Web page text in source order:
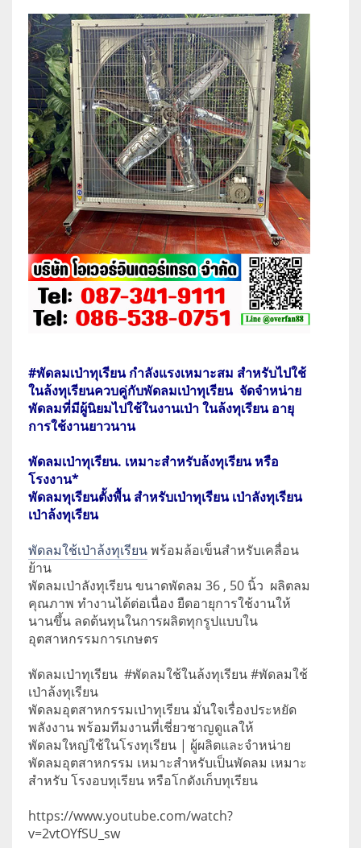
#พัดลมเป่าทุเรียน กำลังแรงเหมาะสม สำหรับไปใช้
ในล้งทุเรียนควบคู่กับพัดลมเป่าทุเรียน จัดจำหน่าย
พัดลมที่มีผู้นิยมไปใช้ในงานเป่า ในล้งทุเรียน อายุ
การใช้งานยาวนาน
พัดลมเป่าทุเรียน. เหมาะสำหรับล้งทุเรียน หรือ
โรงงาน*
พัดลมทุเรียนตั้งพื้น สำหรับเป่าทุเรียน เป่าลังทุเรียน
เป่าล้งทุเรียน
พัดลมใช้เป่าล้งทุเรียนพร้อมล้อเข็นสำหรับเคลื่อน
ย้าน
พัดลมเป่าลังทุเรียน ขนาดพัดลม 36 , 50 นิ้ว ผลิตลม
คุณภาพ ทำงานได้ต่อเนื่อง ยืดอายุการใช้งานให้
นานขึ้น ลดต้นทุนในการผลิตทุกรูปแบบใน
อุตสาหกรรมการเกษตร
พัดลมเป่าทุเรียน #พัดลมใช้ในล้งทุเรียน #พัดลมใช้
เป่าล้งทุเรียน
พัดลมอุตสาหกรรมเป่าทุเรียน มั่นใจเรื่องประหยัด
พลังงาน พร้อมทีมงานที่เชี่ยวชาญดูแลให้
พัดลมใหญ่ใช้ในโรงทุเรียน | ผู้ผลิตและจำหน่าย
พัดลมอุตสาหกรรม เหมาะสำหรับเป็นพัดลม เหมาะ
สำหรับ โรงอบทุเรียน หรือโกดังเก็บทุเรียน
https://www.youtube.com/watch?
v=2vtOYfSU_sw